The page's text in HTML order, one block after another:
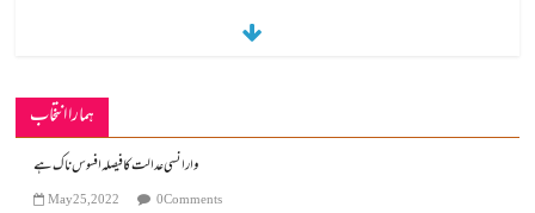
ہمارا انتخاب
وارانسی عدالت کا فیصلہ افسوس ناک ہے
May 25, 2022 0 Comments